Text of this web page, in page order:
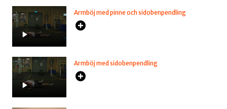
Armböj med pinne och sidobenpendling
Armböj med sidobenpendling